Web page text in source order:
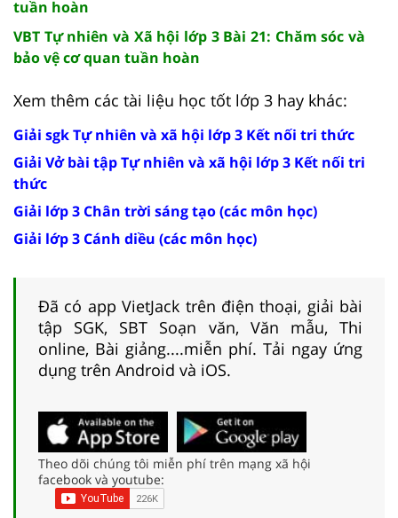
tuần hoàn
VBT Tự nhiên và Xã hội lớp 3 Bài 21: Chăm sóc và
bảo vệ cơ quan tuần hoàn
Xem thêm các tài liệu học tốt lớp 3 hay khác:
Giải sgk Tự nhiên và xã hội lớp 3 Kết nối tri thức
Giải Vở bài tập Tự nhiên và xã hội lớp 3 Kết nối tri
thức
Giải lớp 3 Chân trời sáng tạo (các môn học)
Giải lớp 3 Cánh diều (các môn học)
Đã có app VietJack trên điện thoại, giải bài
tập SGK, SBT Soạn văn, Văn mẫu, Thi
online, Bài giảng....miễn phí. Tải ngay ứng
dụng trên Android và iOS.
Theo dõi chúng tôi miễn phí trên mạng xã hội
facebook và youtube: